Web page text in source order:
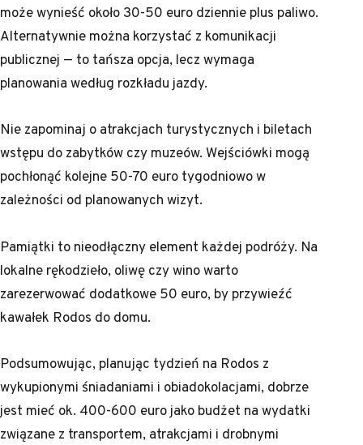
może wynieść około 30-50 euro dziennie plus paliwo.
Alternatywnie można korzystać z komunikacji
publicznej — to tańsza opcja, lecz wymaga
planowania według rozkładu jazdy.
Nie zapominaj o atrakcjach turystycznych i biletach
wstępu do zabytków czy muzeów. Wejściówki mogą
pochłonąć kolejne 50-70 euro tygodniowo w
zależności od planowanych wizyt.
Pamiątki to nieodłączny element każdej podróży. Na
lokalne rękodzieło, oliwę czy wino warto
zarezerwować dodatkowe 50 euro, by przywieźć
kawałek Rodos do domu.
Podsumowując, planując tydzień na Rodos z
wykupionymi śniadaniami i obiadokolacjami, dobrze
jest mieć ok. 400-600 euro jako budżet na wydatki
związane z transportem, atrakcjami i drobnymi